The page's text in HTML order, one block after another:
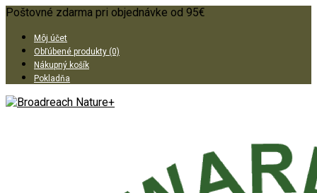
Poštovné zdarma pri objednávke od 95€
Môj účet
Obľúbené produkty (0)
Nákupný košík
Pokladňa